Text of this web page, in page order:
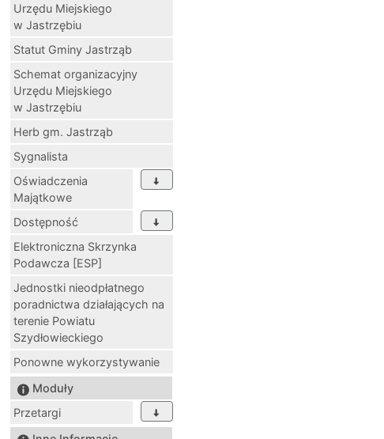
Urzędu Miejskiego
w Jastrzębiu
Statut Gminy Jastrząb
Schemat organizacyjny
Urzędu Miejskiego
w Jastrzębiu
Herb gm. Jastrząb
Sygnalista
Oświadczenia
Majątkowe
Dostępność
Elektroniczna Skrzynka
Podawcza [ESP]
Jednostki nieodpłatnego
poradnictwa działających na
terenie Powiatu
Szydłowieckiego
Ponowne wykorzystywanie
Moduły
Przetargi